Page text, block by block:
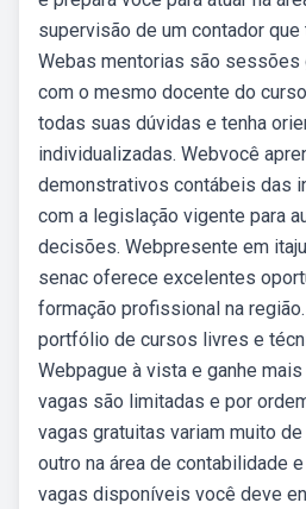
supervisão de um contador que
Webas mentorias são sessões
com o mesmo docente do
todas suas dúvidas e tenha
individualizadas. Webvocê
demonstrativos contábeis das
com a legislação vigente para
decisões. Webpresente em
senac oferece excelentes
formação profissional na
portfólio de cursos livres e
Webpague à vista e ganhe
vagas são limitadas e por
vagas gratuitas variam muito
outro na área de contabilidade
vagas disponíveis você deve